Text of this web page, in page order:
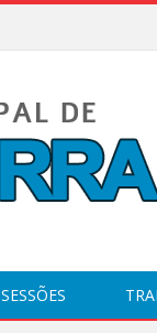
SESSÕES